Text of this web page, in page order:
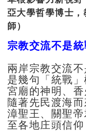
亞大學哲學博士
師）
宗教交流不是
兩岸宗教交流
是幾句「統戰
宮廟的神明、
隨著先民渡海
漳聖王、關聖
至各地庄頭信